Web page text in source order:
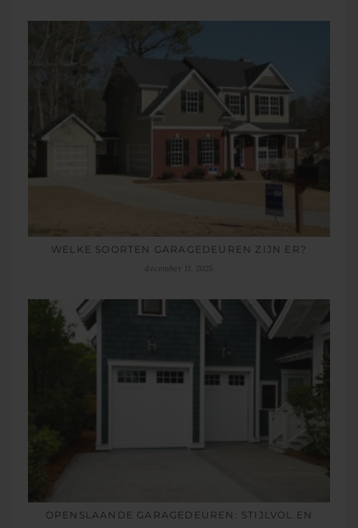
WELKE SOORTEN GARAGEDEUREN ZIJN ER?
december 11, 2025
OPENSLAANDE GARAGEDEUREN: STIJLVOL EN